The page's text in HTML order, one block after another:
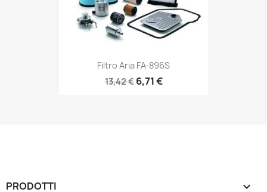
Filtro Aria FA-896S
13,42 € 6,71 €
PRODOTTI 